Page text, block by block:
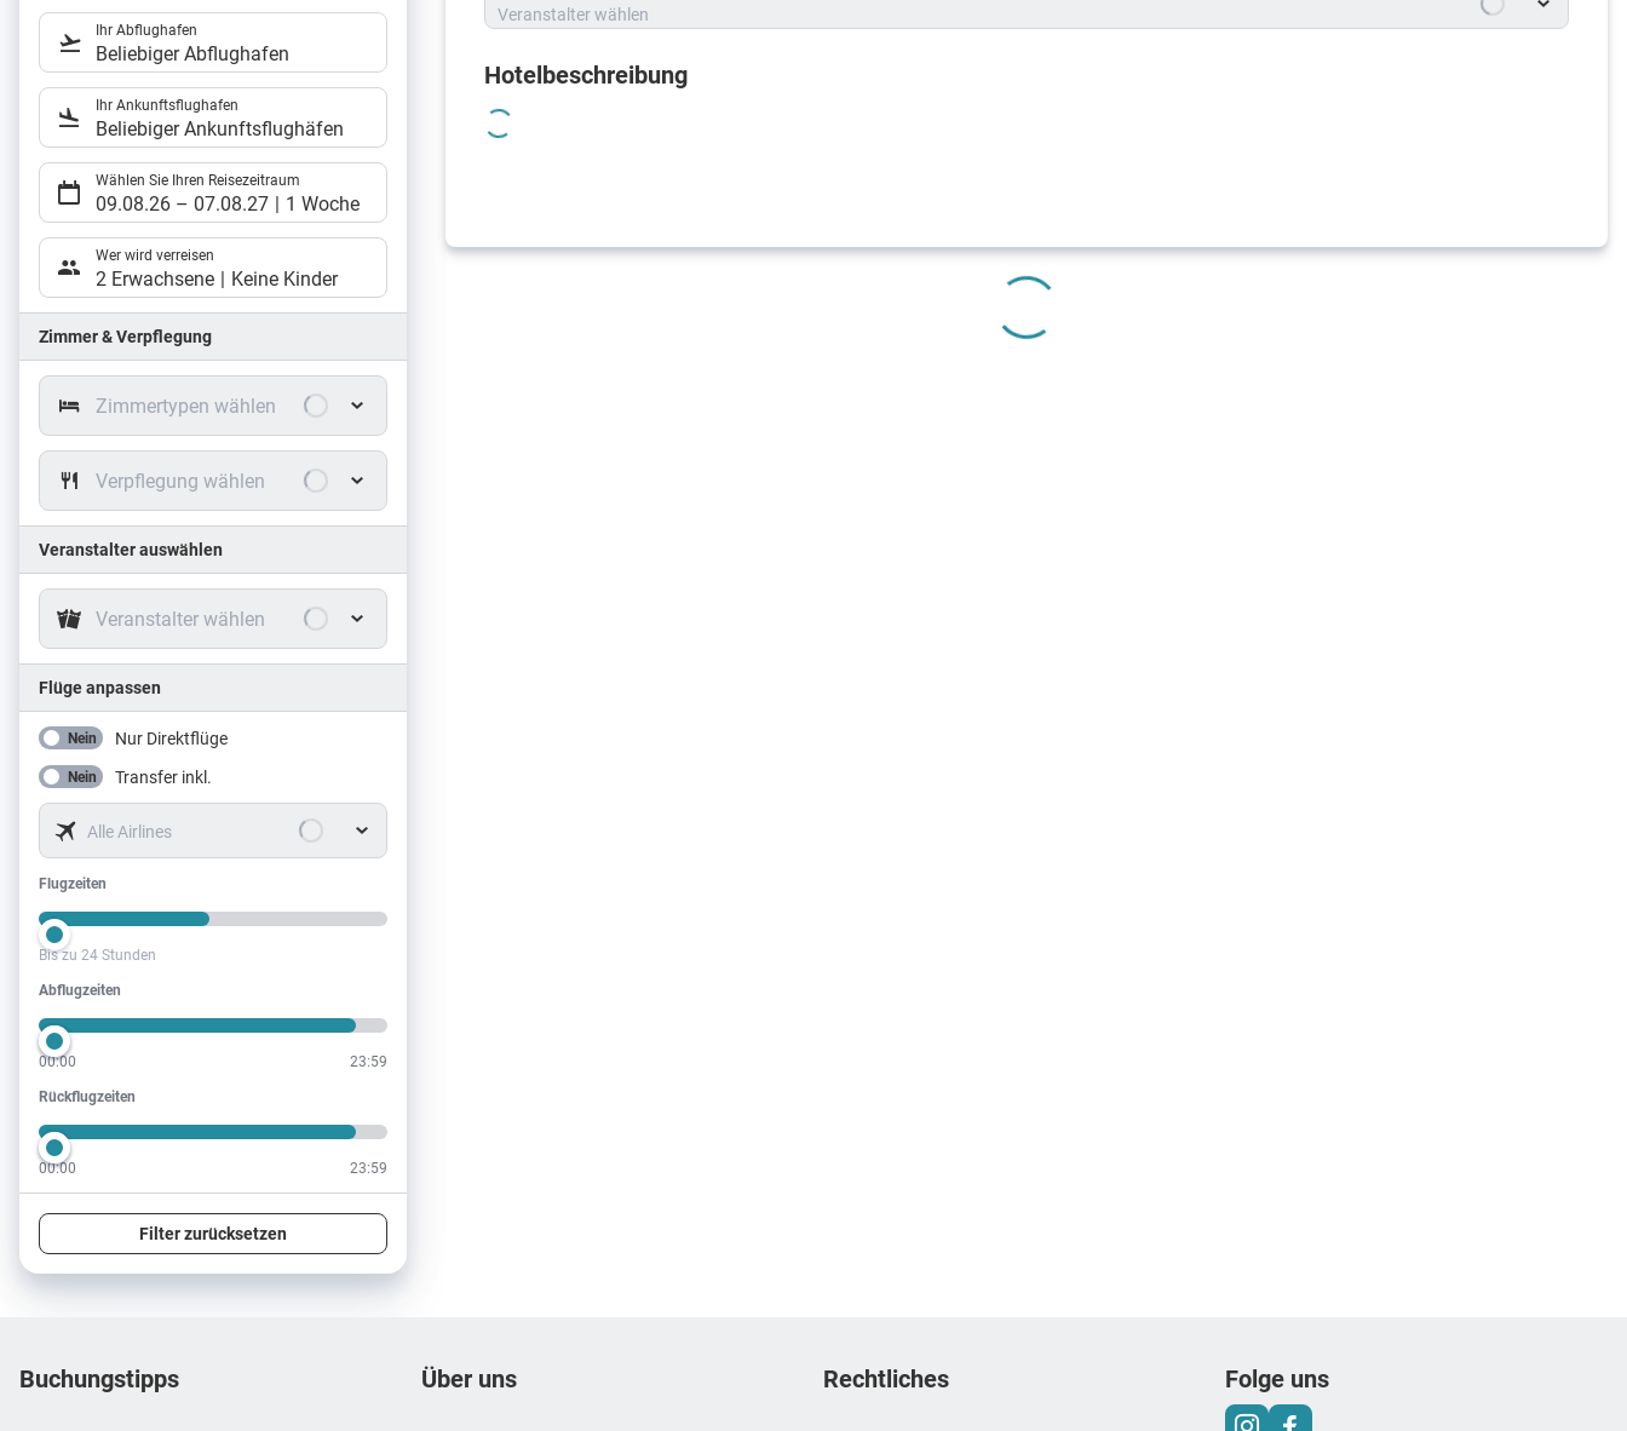
Ihr Abflughafen
Beliebiger Abflughafen
Ihr Ankunftsflughafen
Beliebiger Ankunftsflughäfen
Wählen Sie Ihren Reisezeitraum
09.08.26 – 07.08.27 1 Woche
Wer wird verreisen
2 Erwachsene Keine Kinder
Zimmer & Verpflegung
Zimmertypen wählen
Verpflegung wählen
Veranstalter auswählen
Veranstalter wählen
Flüge anpassen
Nein Nur Direktflüge
Nein Transfer inkl.
Alle Airlines
Flugzeiten
Flugzeiten
Bis zu 24 Stunden
Abflugzeiten
Abflugzeiten
00:00 23:59
Rückflugzeiten
Rückflugzeiten
00:00 23:59
Filter zurücksetzen
Veranstalter wählen
Hotelbeschreibung
Footer navigation
Buchungstipps Über uns Rechtliches Folge uns